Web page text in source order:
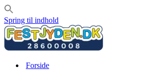
Spring til indhold
Forside